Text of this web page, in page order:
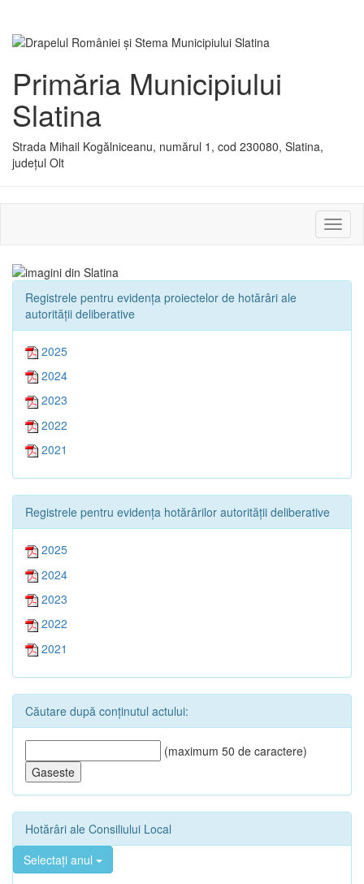
Primăria Municipiului
Slatina
Strada Mihail Kogălniceanu, numărul 1, cod 230080, Slatina,
județul Olt
sau
Registrele pentru evidența proiectelor de hotărâri ale
autorității deliberative
2025
2024
2023
2022
2021
Registrele pentru evidența hotărârilor autorității deliberative
2025
2024
2023
2022
2021
Căutare după conținutul actului:
(maximum 50 de caractere)
Hotărâri ale Consiliului Local
Selectați anul